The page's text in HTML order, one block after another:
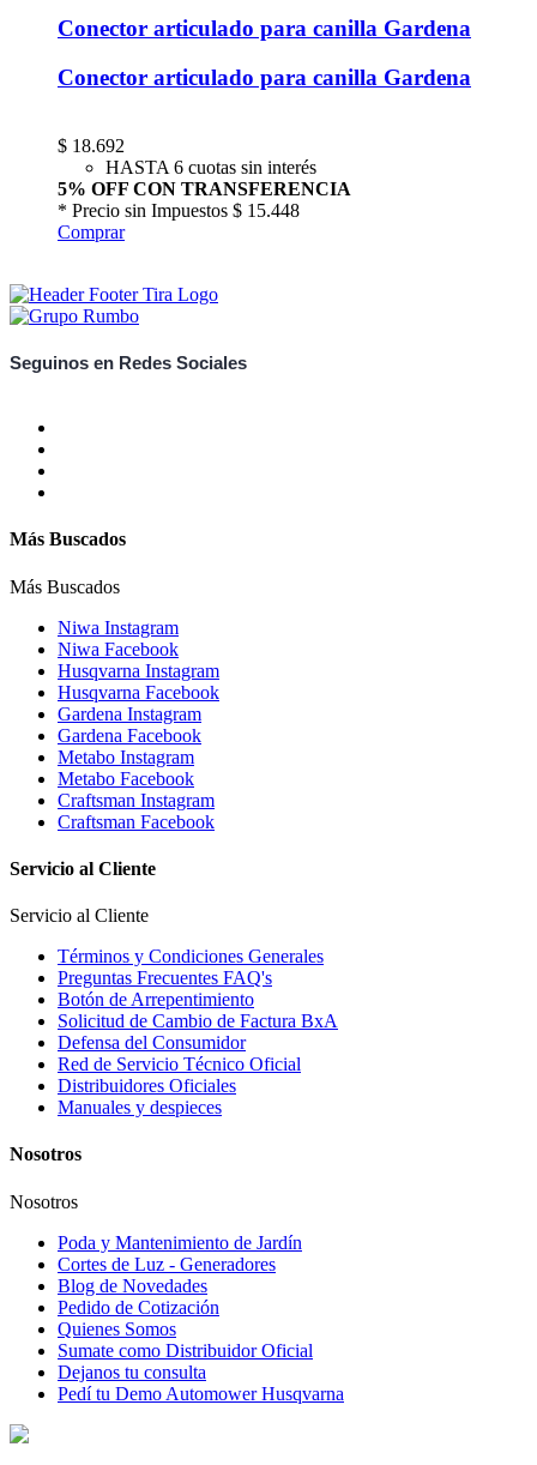
Conector articulado para canilla Gardena
Conector articulado para canilla Gardena
$ 18.692
HASTA 6 cuotas sin interés
5% OFF CON TRANSFERENCIA
* Precio sin Impuestos $ 15.448
Comprar
Seguinos en Redes Sociales
Más Buscados
Más Buscados
Niwa Instagram
Niwa Facebook
Husqvarna Instagram
Husqvarna Facebook
Gardena Instagram
Gardena Facebook
Metabo Instagram
Metabo Facebook
Craftsman Instagram
Craftsman Facebook
Servicio al Cliente
Servicio al Cliente
Términos y Condiciones Generales
Preguntas Frecuentes FAQ's
Botón de Arrepentimiento
Solicitud de Cambio de Factura BxA
Defensa del Consumidor
Red de Servicio Técnico Oficial
Distribuidores Oficiales
Manuales y despieces
Nosotros
Nosotros
Poda y Mantenimiento de Jardín
Cortes de Luz - Generadores
Blog de Novedades
Pedido de Cotización
Quienes Somos
Sumate como Distribuidor Oficial
Dejanos tu consulta
Pedí tu Demo Automower Husqvarna